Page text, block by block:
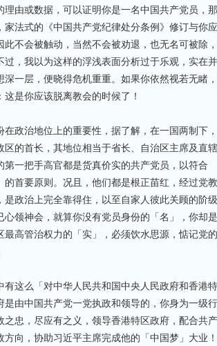
由或数据，可以证明你是一名中国共产党员，那
法式的《中国共产党纪律处分条例》修订与你应
不会被触动，当然不会被劝退，也无名可被除，
，我以为这样的浮浅表面分析过于乐观，实在并
一层，便晓得危机重重。如果你依然视若无睹，
是你应该脱离教会的时候了！
政治地位上的重要性，据了解，在一国两制下，
的首长，其地位相当于省长、自治区主席及直辖
一把手高官都是货真价实的共产党员，以符合
的首要原则。况且，他们都是根正苗红，经过党教
政治上完全靠得住，以至自家人彼此关顾的阶级
领神会，就算你没有党员身份的「名」，你却是
高管治权力的「实」，必须饮水思源，惦记党的
这么「对中华人民共和国中央人民政府和香港特
由中国共产党一党执政和领导的，你身为一级行
忠，尽应有之义，领导香港特区政府，配合共产
向，协助习近平主席完成他的「中国梦」大业！